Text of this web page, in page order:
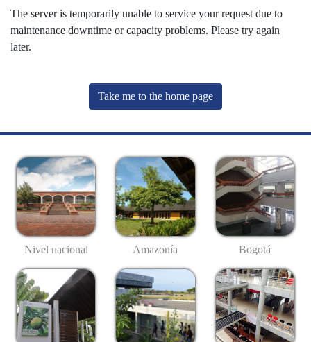
The server is temporarily unable to service your request due to
maintenance downtime or capacity problems. Please try again
later.
Take me to the home page
Nivel nacional Amazonía Bogotá